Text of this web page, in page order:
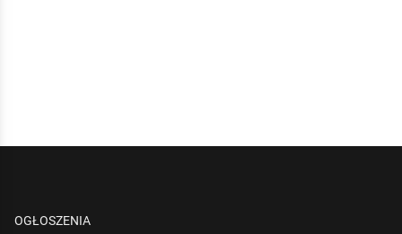
OGŁOSZENIA